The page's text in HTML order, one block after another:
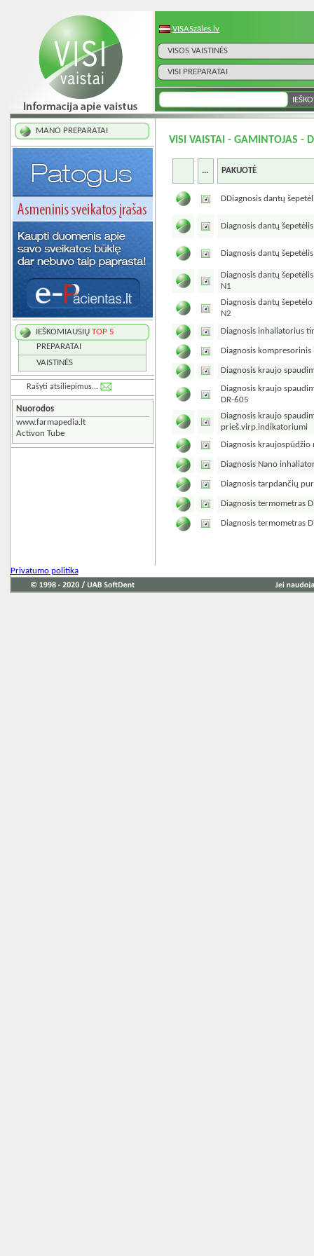
VISASzāles.lv
VISOS VAISTINĖS
VISI PREPARATAI
MANO PREPARATAI
IEŠKOMIAUSIŲ TOP 5
PREPARATAI
VAISTINĖS
Rašyti atsiliepimus...
Nuorodos
www.farmapedia.lt
Activon Tube
VISI VAISTAI - GAMINTOJAS -
... PAKUOTĖ
DDiagnosis dantų
Diagnosis dantų
Diagnosis dantų
Diagnosis dantų
N1
Diagnosis dantų
N2
Diagnosis inhaliatorius
Diagnosis
Diagnosis kraujo
Diagnosis kraujo
DR-605
Diagnosis kraujo
prieš.virp.indikatoriumi
Diagnosis
Diagnosis Nano
Diagnosis tarpdančių
Diagnosis termometras
Diagnosis termometras
Privatumo politika